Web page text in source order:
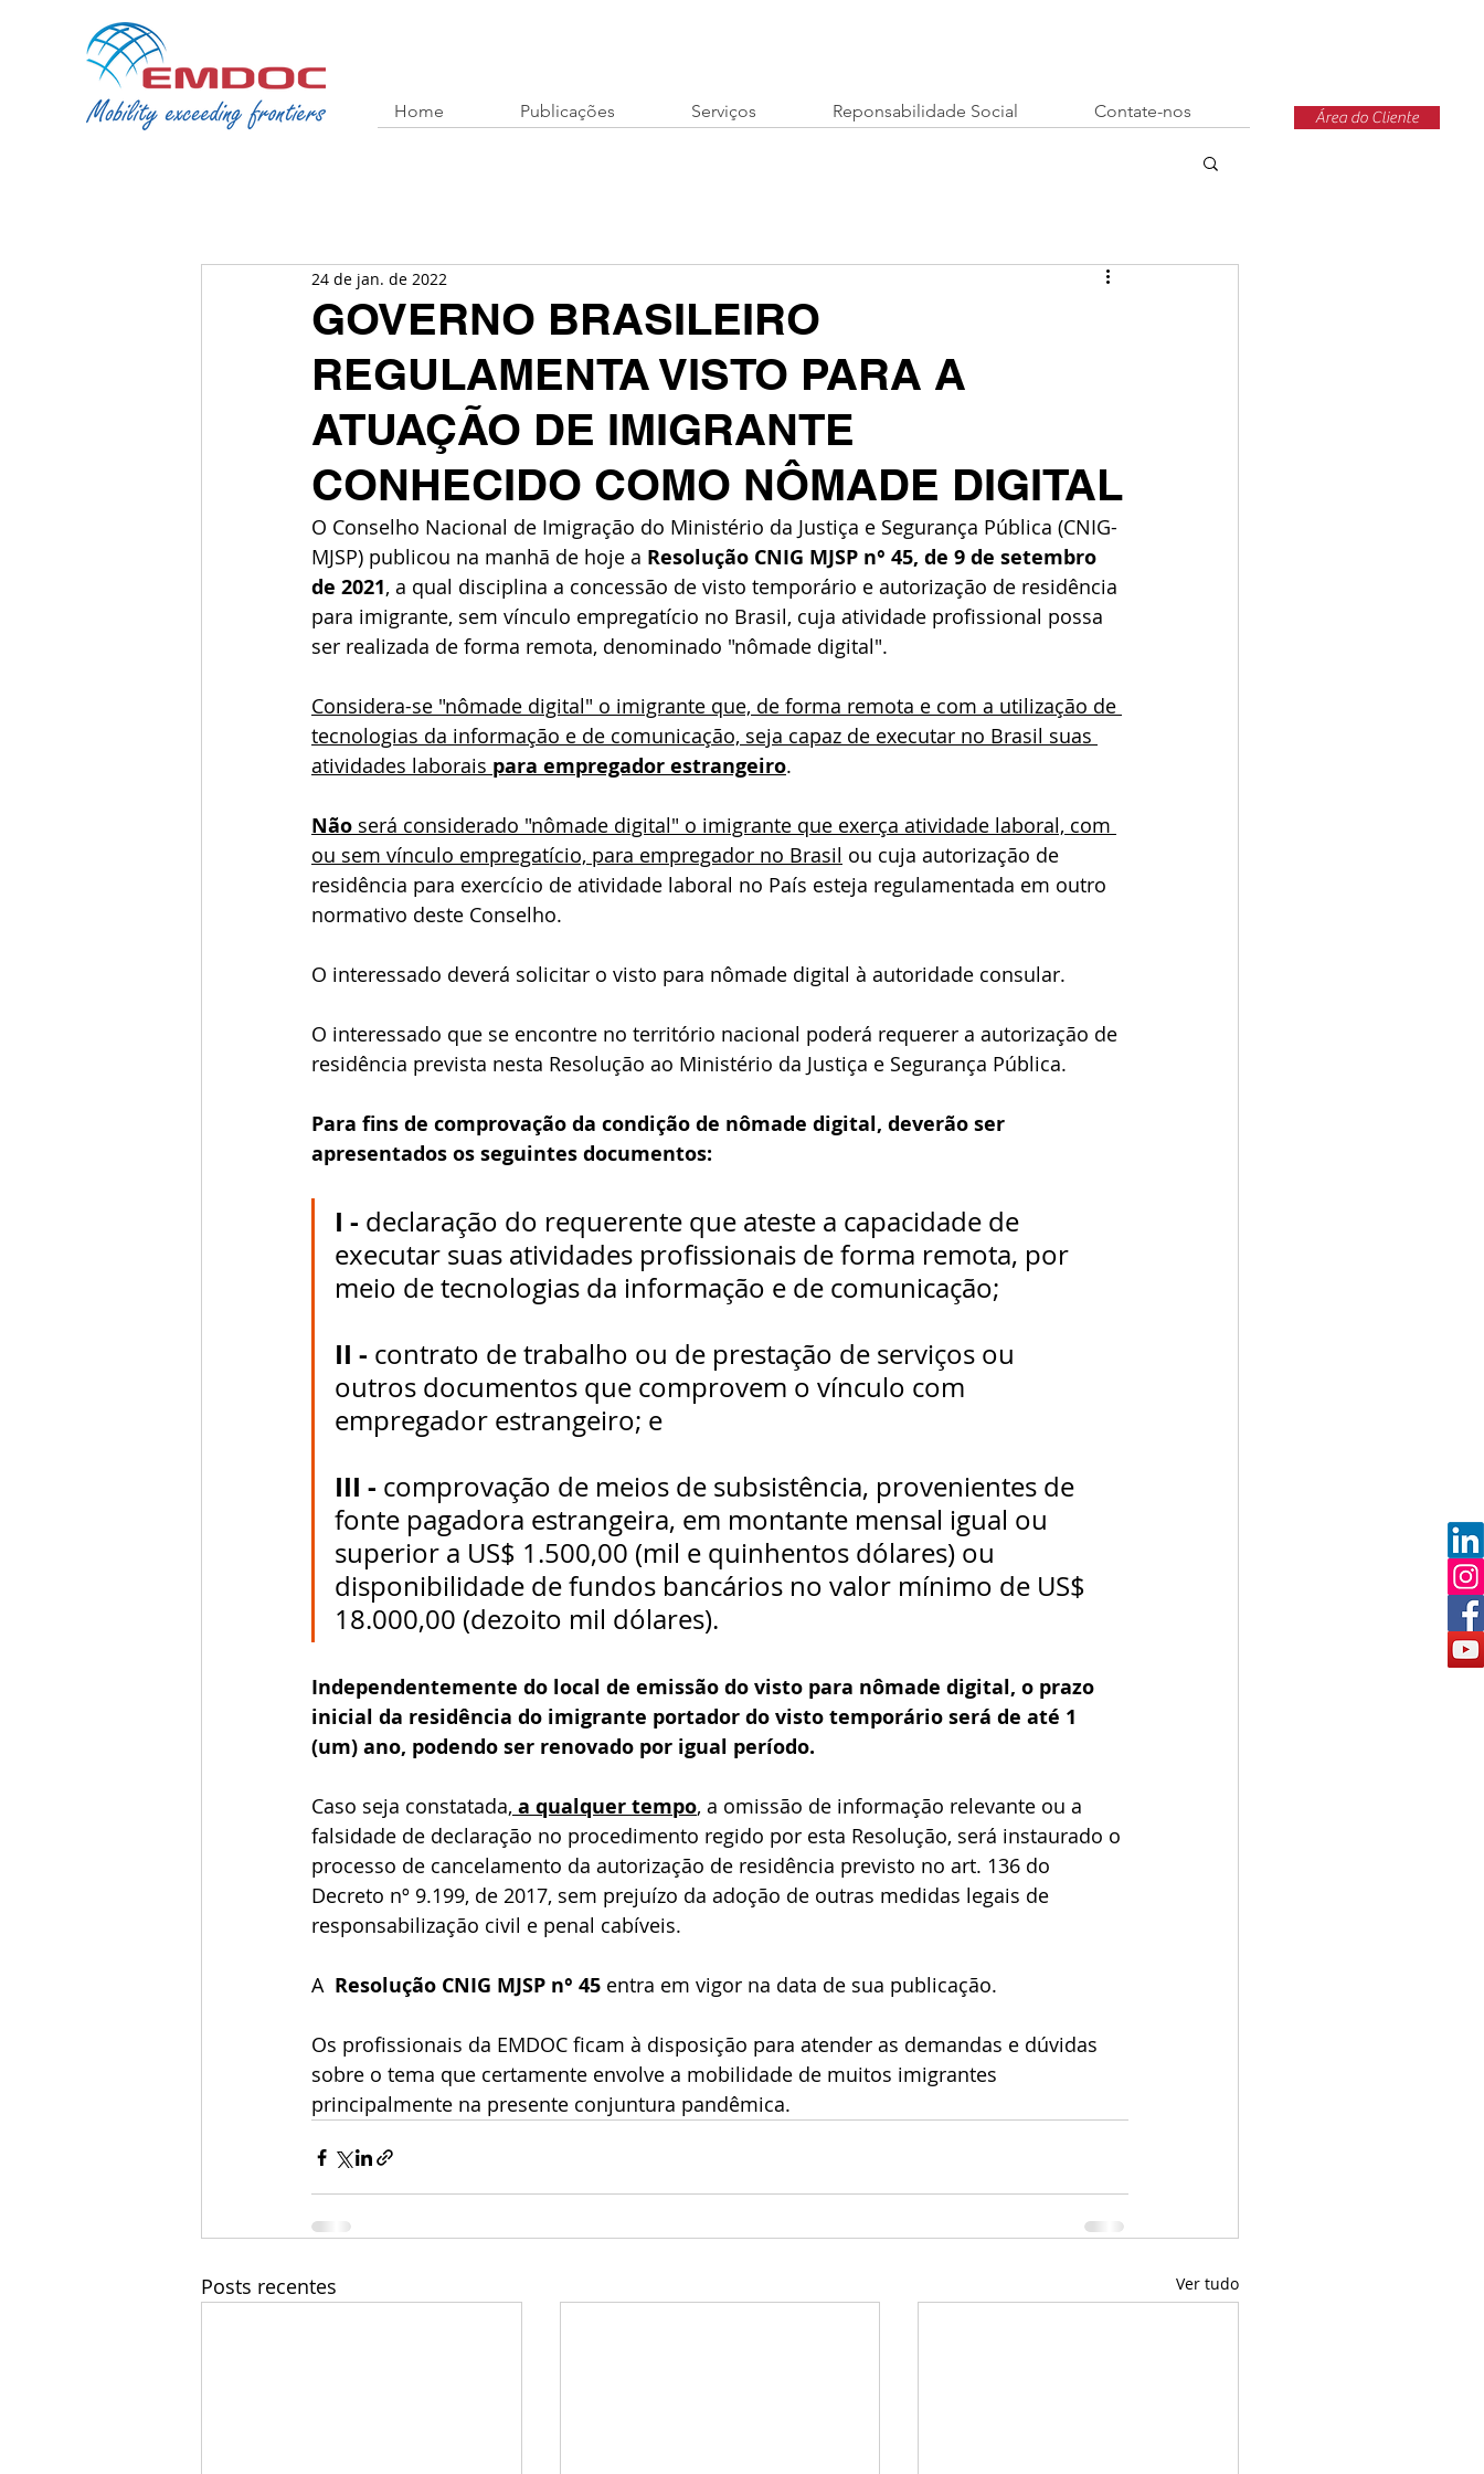
Home Publicações Serviços Reponsabilidade Social Contate-nos Área do Cliente
GOVERNO BRASILEIRO
REGULAMENTA VISTO PARA A
ATUAÇÃO DE IMIGRANTE
CONHECIDO COMO NÔMADE DIGITAL
24 de jan. de 2022
O Conselho Nacional de Imigração do Ministério da Justiça e Segurança Pública (CNIG-
MJSP) publicou na manhã de hoje a Resolução CNIG MJSP n° 45, de 9 de setembro
de 2021, a qual disciplina a concessão de visto temporário e autorização de residência
para imigrante, sem vínculo empregatício no Brasil, cuja atividade profissional possa
ser realizada de forma remota, denominado "nômade digital".
Considera-se "nômade digital" o imigrante que, de forma remota e com a utilização de
tecnologias da informação e de comunicação, seja capaz de executar no Brasil suas
atividades laborais para empregador estrangeiro.
Não será considerado "nômade digital" o imigrante que exerça atividade laboral, com
ou sem vínculo empregatício, para empregador no Brasil ou cuja autorização de
residência para exercício de atividade laboral no País esteja regulamentada em outro
normativo deste Conselho.
O interessado deverá solicitar o visto para nômade digital à autoridade consular.
O interessado que se encontre no território nacional poderá requerer a autorização de
residência prevista nesta Resolução ao Ministério da Justiça e Segurança Pública.
Para fins de comprovação da condição de nômade digital, deverão ser
apresentados os seguintes documentos:
I - declaração do requerente que ateste a capacidade de
executar suas atividades profissionais de forma remota, por
meio de tecnologias da informação e de comunicação;
II - contrato de trabalho ou de prestação de serviços ou
outros documentos que comprovem o vínculo com
empregador estrangeiro; e
III - comprovação de meios de subsistência, provenientes de
fonte pagadora estrangeira, em montante mensal igual ou
superior a US$ 1.500,00 (mil e quinhentos dólares) ou
disponibilidade de fundos bancários no valor mínimo de US$
18.000,00 (dezoito mil dólares).
Independentemente do local de emissão do visto para nômade digital, o prazo
inicial da residência do imigrante portador do visto temporário será de até 1
(um) ano, podendo ser renovado por igual período.
Caso seja constatada, a qualquer tempo, a omissão de informação relevante ou a
falsidade de declaração no procedimento regido por esta Resolução, será instaurado o
processo de cancelamento da autorização de residência previsto no art. 136 do
Decreto nº 9.199, de 2017, sem prejuízo da adoção de outras medidas legais de
responsabilização civil e penal cabíveis.
A Resolução CNIG MJSP n° 45 entra em vigor na data de sua publicação.
Os profissionais da EMDOC ficam à disposição para atender as demandas e dúvidas
sobre o tema que certamente envolve a mobilidade de muitos imigrantes
principalmente na presente conjuntura pandêmica.
Posts recentes Ver tudo